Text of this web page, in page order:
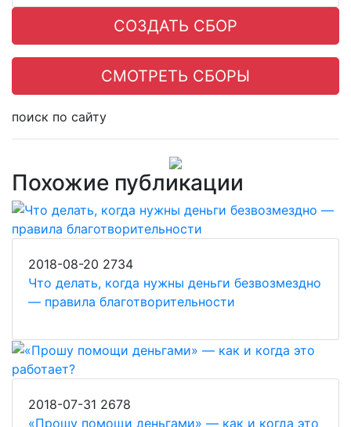
СОЗДАТЬ СБОР
СМОТРЕТЬ СБОРЫ
поиск по сайту
Похожие публикации
2018-08-20 2734
Что делать, когда нужны деньги безвозмездно
— правила благотворительности
2018-07-31 2678
«Прошу помощи деньгами» — как и когда это